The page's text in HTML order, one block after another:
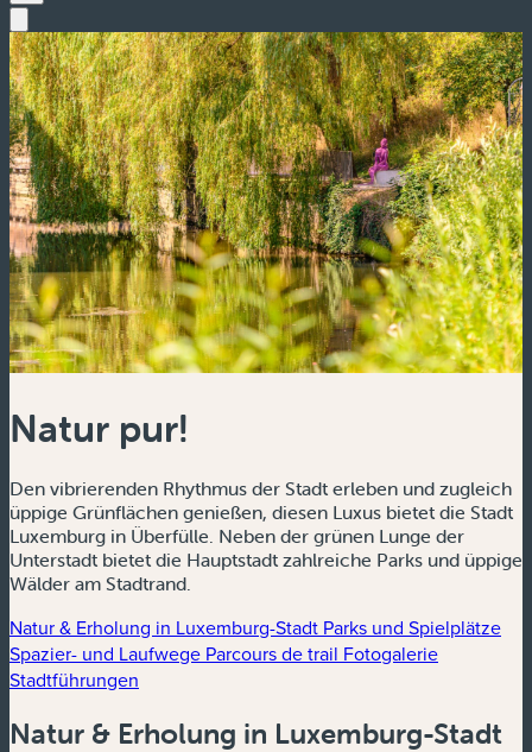
Natur pur!
Den vibrierenden Rhythmus der Stadt erleben und zugleich
üppige Grünflächen genießen, diesen Luxus bietet die Stadt
Luxemburg in Überfülle. Neben der grünen Lunge der
Unterstadt bietet die Hauptstadt zahlreiche Parks und üppige
Wälder am Stadtrand.
Natur & Erholung in Luxemburg-Stadt Parks und Spielplätze
Spazier- und Laufwege Parcours de trail Fotogalerie
Stadtführungen
Natur & Erholung in Luxemburg-Stadt